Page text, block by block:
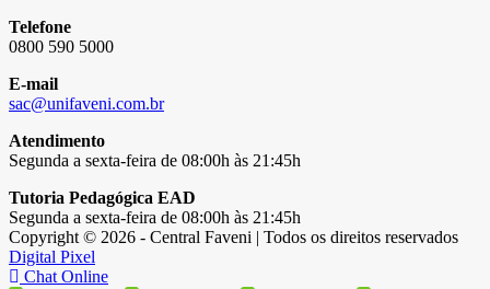
Telefone
0800 590 5000
E-mail
sac@unifaveni.com.br
Atendimento
Segunda a sexta-feira de 08:00h às 21:45h
Tutoria Pedagógica EAD
Segunda a sexta-feira de 08:00h às 21:45h
Copyright © 2026 - Central Faveni | Todos os direitos reservados
Digital Pixel
Chat Online